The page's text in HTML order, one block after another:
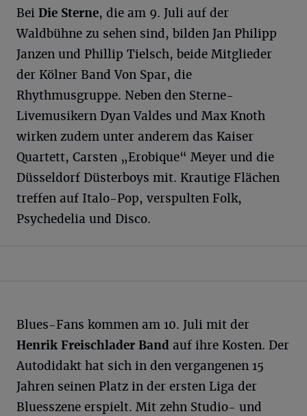
Bei Die Sterne, die am 9. Juli auf der
Waldbühne zu sehen sind, bilden Jan Philipp
Janzen und Phillip Tielsch, beide Mitglieder
der Kölner Band Von Spar, die
Rhythmusgruppe. Neben den Sterne-
Livemusikern Dyan Valdes und Max Knoth
wirken zudem unter anderem das Kaiser
Quartett, Carsten „Erobique“ Meyer und die
Düsseldorf Düsterboys mit. Krautige Flächen
treffen auf Italo-Pop, verspulten Folk,
Psychedelia und Disco.
Blues-Fans kommen am 10. Juli mit der
Henrik Freischlader Band auf ihre Kosten. Der
Autodidakt hat sich in den vergangenen 15
Jahren seinen Platz in der ersten Liga der
Bluesszene erspielt. Mit zehn Studio- und